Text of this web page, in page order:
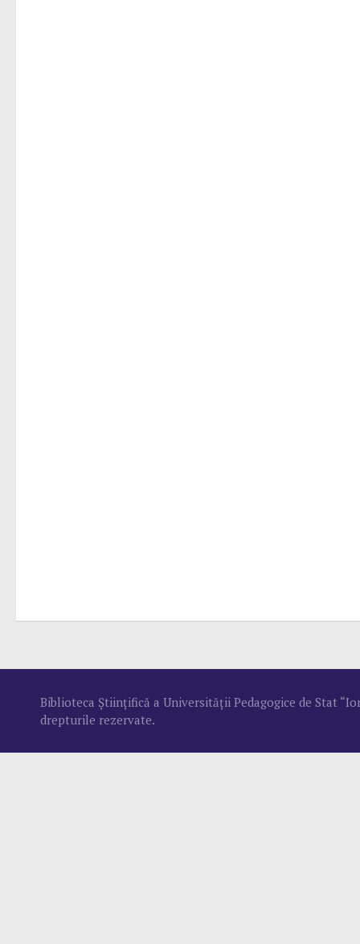
Biblioteca Ştiinţifică a Universităţii Pedagogice de Stat
drepturile rezervate.